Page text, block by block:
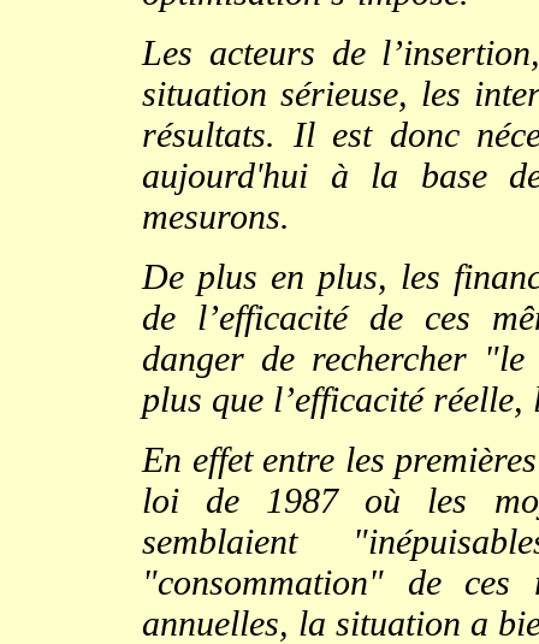
Les acteurs de
situation sérieuse, les
résultats. Il est donc
aujourd'hui à la base
mesurons.
De plus en plus, les
de l’efficacité de ces
danger de rechercher
plus que l’efficacité réelle,
En effet entre les
loi de 1987 où les
semblaient
"consommation" de ces
annuelles, la situation a